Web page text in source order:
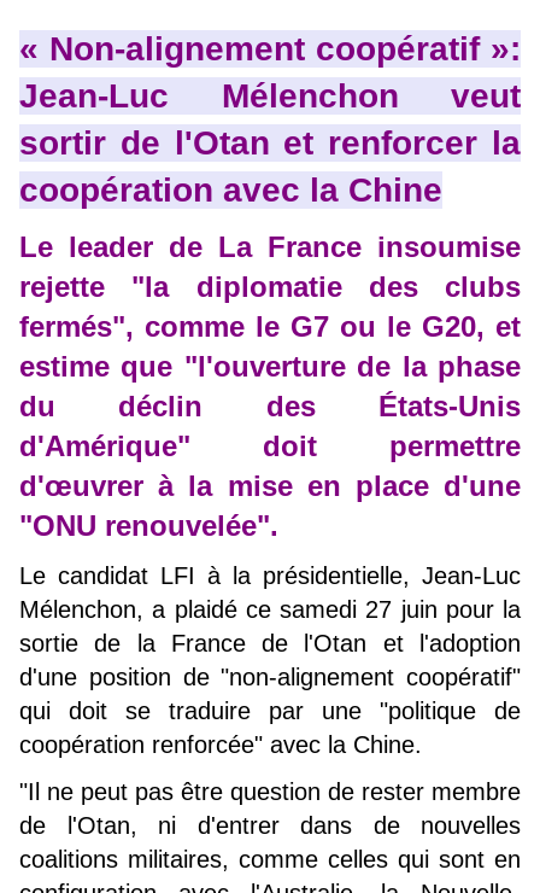
« Non-alignement coopératif »:
Jean-Luc Mélenchon veut
sortir de l'Otan et renforcer la
coopération avec la Chine
Le leader de La France insoumise
rejette "la diplomatie des clubs
fermés", comme le G7 ou le G20, et
estime que "l'ouverture de la phase
du déclin des États-Unis
d'Amérique" doit permettre
d'œuvrer à la mise en place d'une
"ONU renouvelée".
Le candidat LFI à la présidentielle, Jean-Luc
Mélenchon, a plaidé ce samedi 27 juin pour la
sortie de la France de l'Otan et l'adoption
d'une position de "non-alignement coopératif"
qui doit se traduire par une "politique de
coopération renforcée" avec la Chine.
"Il ne peut pas être question de rester membre
de l'Otan, ni d'entrer dans de nouvelles
coalitions militaires, comme celles qui sont en